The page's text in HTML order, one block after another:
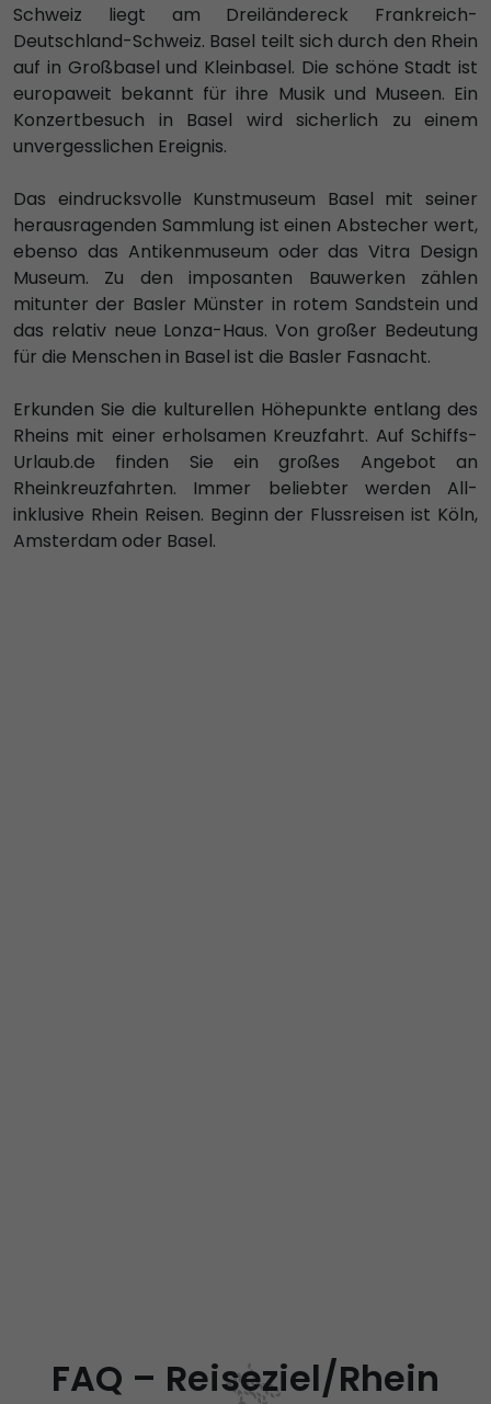
Schweiz liegt am Dreiländereck Frankreich-
Deutschland-Schweiz. Basel teilt sich durch den Rhein
auf in Großbasel und Kleinbasel. Die schöne Stadt ist
europaweit bekannt für ihre Musik und Museen. Ein
Konzertbesuch in Basel wird sicherlich zu einem
unvergesslichen Ereignis.
Das eindrucksvolle Kunstmuseum Basel mit seiner
herausragenden Sammlung ist einen Abstecher wert,
ebenso das Antikenmuseum oder das Vitra Design
Museum. Zu den imposanten Bauwerken zählen
mitunter der Basler Münster in rotem Sandstein und
das relativ neue Lonza-Haus. Von großer Bedeutung
für die Menschen in Basel ist die Basler Fasnacht.
Erkunden Sie die kulturellen Höhepunkte entlang des
Rheins mit einer erholsamen Kreuzfahrt. Auf Schiffs-
Urlaub.de finden Sie ein großes Angebot an
Rheinkreuzfahrten. Immer beliebter werden All-
inklusive Rhein Reisen. Beginn der Flussreisen ist Köln,
Amsterdam oder Basel.
FAQ – Reiseziel/Rhein